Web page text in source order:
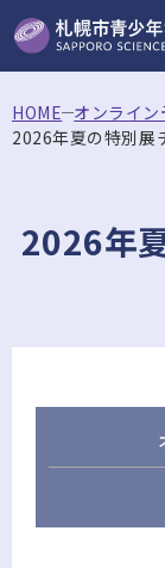
HOME オンライ
2026年夏の特別展
2026年